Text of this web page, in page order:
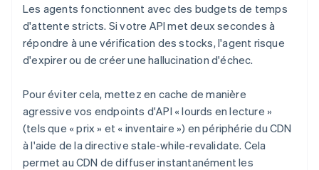
Les agents fonctionnent avec des budgets de temps
d'attente stricts. Si votre API met deux secondes à
répondre à une vérification des stocks, l'agent risque
d'expirer ou de créer une hallucination d'échec.
Pour éviter cela, mettez en cache de manière
agressive vos endpoints d'API « lourds en lecture »
(tels que « prix » et « inventaire ») en périphérie du CDN
à l'aide de la directive stale-while-revalidate. Cela
permet au CDN de diffuser instantanément les